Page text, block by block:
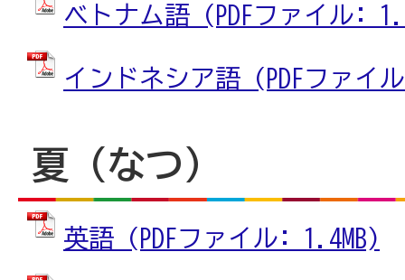
ベトナム語 (PDFファイル:
インドネシア語 (PDFファイ
夏（なつ）
英語 (PDFファイル: 1.4MB)